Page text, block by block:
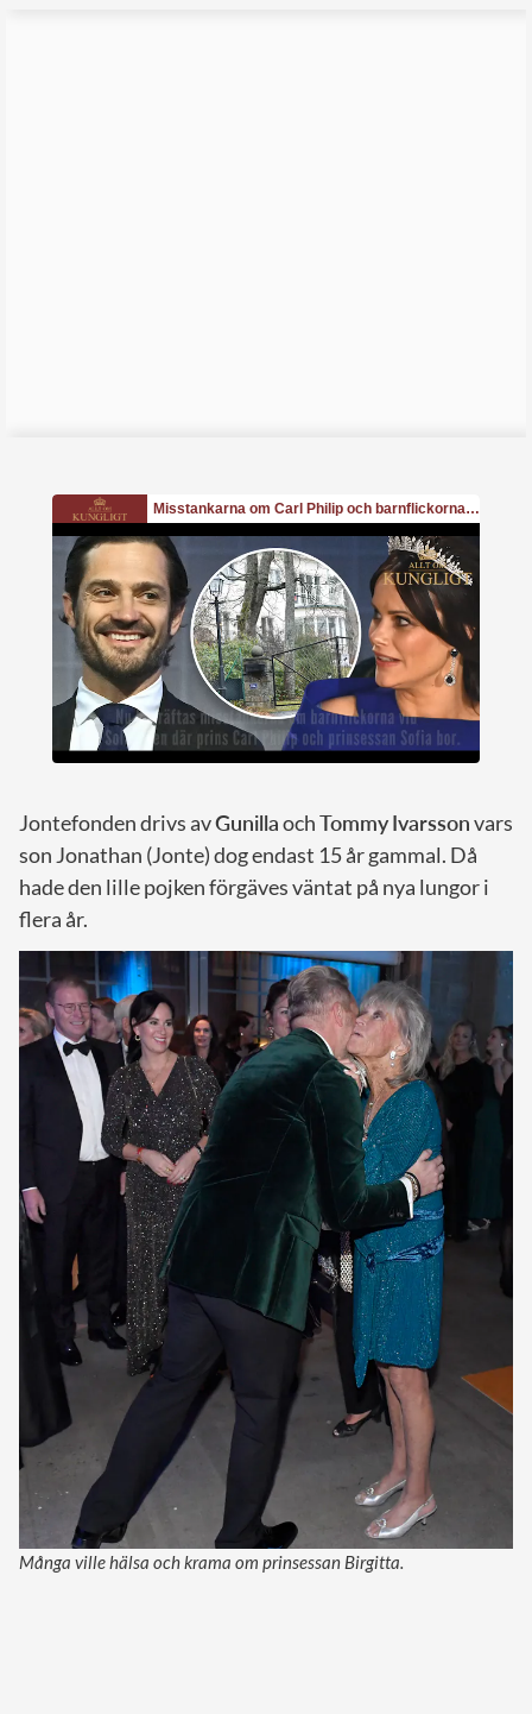
Jontefonden drivs avGunillaochTommyIvarssonvars
son Jonathan (Jonte) dog endast 15 år gammal. Då
hade den lille pojken förgäves väntat på nya lungor i
flera år.
Många ville hälsa och krama om prinsessan Birgitta.